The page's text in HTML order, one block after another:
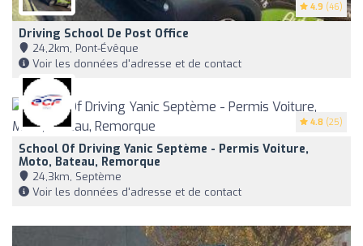
4.9 (46)
Driving School De Post Office
24,2km, Pont-Évêque
Voir les données d'adresse et de contact
4.8 (25)
School Of Driving Yanic Septème - Permis Voiture,
Moto, Bateau, Remorque
24,3km, Septème
Voir les données d'adresse et de contact